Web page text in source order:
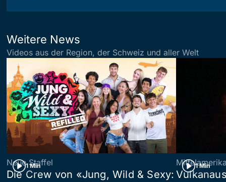
Weitere News
Videos aus der Region, der Schweiz und aller Welt
1 Min
Neue Staffel
Die Crew von «Jung, Wild & Sexy:
1 Min